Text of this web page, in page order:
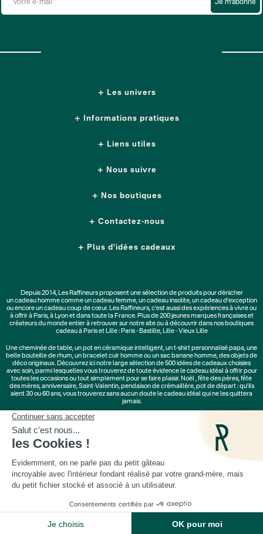
Les univers
Informations pratiques
Liens utiles
Je m'abonne
Nous suivre
Nos boutiques
Contactez-nous
Plus d'idées cadeaux
Depuis 2014, Les Raffineurs proposent une sélection de produits pour dénicher
uncadeau hommecomme un cadeau femme, uncadeau insolite, uncadeau d'exception
ou encore un cadeau coup de cœur. Les Raffineurs, c'est aussi desexpériences à vivreou
à offrir à Paris, à Lyon et dans toute la France. Plus de200 jeunes marquesfrançaises et
créateurs du monde entier à retrouver sur notre site ou à découvrir dans nos boutiques
cadeau à Paris et Lille : Paris - Bastille, Lille - Vieux Lille
Unecheminée de table, unpot en céramique intelligent, unt-shirt personnalisé papa, une
belle bouteille de rhum, un bracelet cuir hommeou unsac banane homme, desobjets de
déco originaux. Découvrez ici notre large sélection de500 idées de cadeauxchoisies
avec soin, parmi lesquelles vous trouverez de toute évidence le cadeau idéal à offrir pour
toutes les occasions ou tout simplement pour se faire plaisir. Noël,fête des pères,fête
des mères,anniversaire,Saint-Valentin,pendaison de crémaillère, pot de départ : qu'ils
aient 30 ou 60 ans, vous trouverez sans aucun doute le cadeau idéal qui ne les quittera
jamais.
Cadeaux Saint-Valentin|Cadeaux Fête des Grands-Mères
Cadeaux Fête des Pères
Cadeaux Secret Santa
© Les Raffineurs 2014-2026 | Mentions légales-Cookies-Politique de confidentialité